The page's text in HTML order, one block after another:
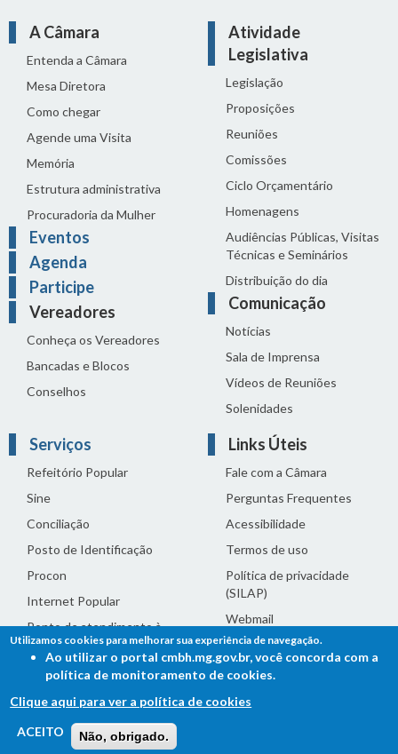
A Câmara
Entenda a Câmara
Mesa Diretora
Como chegar
Agende uma Visita
Memória
Estrutura administrativa
Procuradoria da Mulher
Eventos
Agenda
Participe
Vereadores
Conheça os Vereadores
Bancadas e Blocos
Conselhos
Atividade
Legislativa
Legislação
Proposições
Reuniões
Comissões
Ciclo Orçamentário
Homenagens
Audiências Públicas, Visitas
Técnicas e Seminários
Distribuição do dia
Comunicação
Notícias
Sala de Imprensa
Vídeos de Reuniões
Solenidades
Serviços
Refeitório Popular
Sine
Conciliação
Posto de Identificação
Procon
Internet Popular
Ponto de atendimento à
mulher
Transparência
Licitações
Atuação dos vereadores
Execução Orçamentária
Links Úteis
Fale com a Câmara
Perguntas Frequentes
Acessibilidade
Termos de uso
Política de privacidade
(SILAP)
Webmail
Intranet
Efetuar Login
FALE COM A CÂMARA
Ouvidoria - Lei de Acesso à Informação
Utilizamos cookies para melhorar sua experiência de navegação.
Ao utilizar o portal cmbh.mg.gov.br, você concorda com a
política de monitoramento de cookies.
Clique aqui para ver a política de cookies
ACEITO
Não, obrigado.